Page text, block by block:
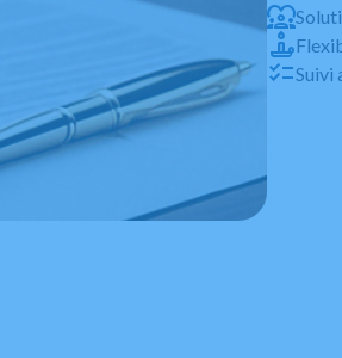
Suivi
Leaflet